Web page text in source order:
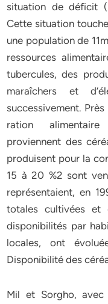
situation de déficit
Cette situation
une population de
ressources
tubercules, des
maraîchers et
successivement.
ration
proviennent des
produisent pour la
15 à 20 %2 sont
représentaient, en
totales cultivées et
disponibilités par
locales, ont
Disponibilité des
Mil et Sorgho,